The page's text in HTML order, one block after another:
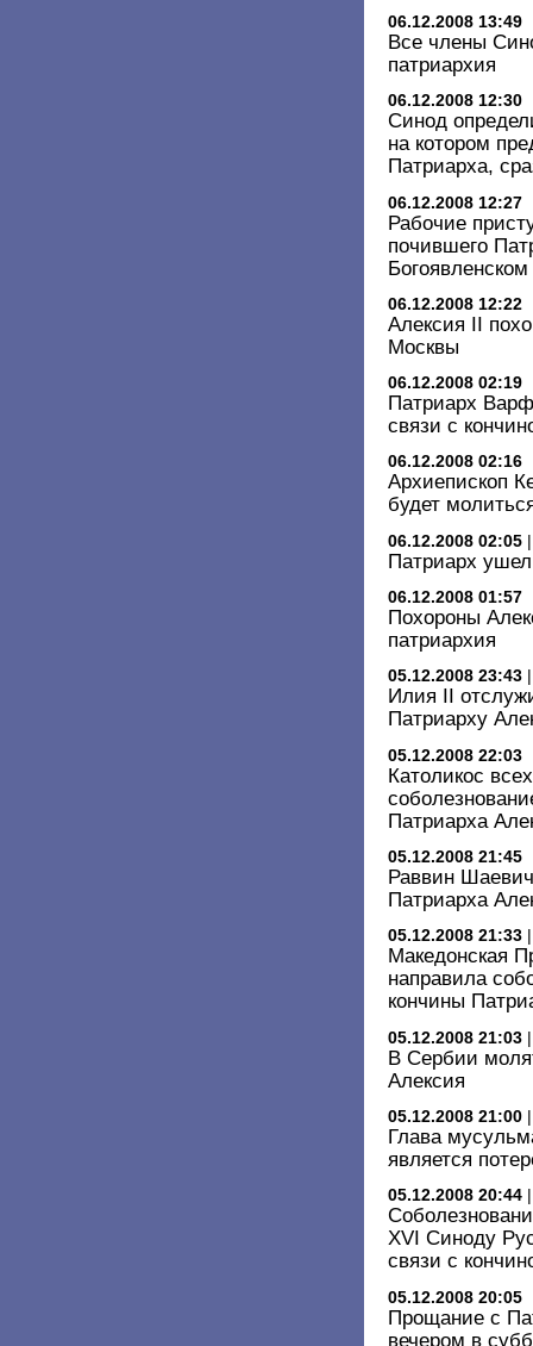
06.12.2008 13:49
Все члены
патриархия
06.12.2008 12:30
Синод
на котором
Патриарха,
06.12.2008 12:27
Рабочие
почившего
06.12.2008 12:22
Алексия II
Москвы
06.12.2008 02:19
Патриарх
связи с
06.12.2008 02:16
Архиепископ
будет
06.12.2008 02:05
Патриарх
06.12.2008 01:57
Похороны
патриархия
05.12.2008 23:43
Илия II
Патриарху
05.12.2008 22:03
Католикос
Патриарха
05.12.2008 21:45
Раввин
Патриарха
05.12.2008 21:33
Македонская
направила
кончины
05.12.2008 21:03
В Сербии
Алексия
05.12.2008 21:00
Глава
является
05.12.2008 20:44
XVI Синоду
связи с
05.12.2008 20:05
Прощание с
вечером в